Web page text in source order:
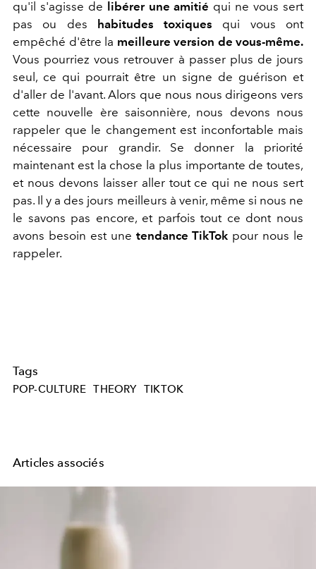
qu'il s'agisse de libérer une amitié qui ne vous sert
pas ou des habitudes toxiques qui vous ont
empêché d'être la meilleure version de vous-même.
Vous pourriez vous retrouver à passer plus de jours
seul, ce qui pourrait être un signe de guérison et
d'aller de l'avant. Alors que nous nous dirigeons vers
cette nouvelle ère saisonnière, nous devons nous
rappeler que le changement est inconfortable mais
nécessaire pour grandir. Se donner la priorité
maintenant est la chose la plus importante de toutes,
et nous devons laisser aller tout ce qui ne nous sert
pas. Il y a des jours meilleurs à venir, même si nous ne
le savons pas encore, et parfois tout ce dont nous
avons besoin est une tendance TikTok pour nous le
rappeler.
Tags
POP-CULTURE THEORY TIKTOK
Articles associés